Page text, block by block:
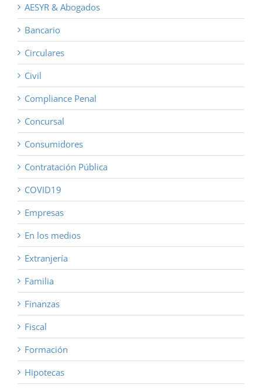
AESYR & Abogados
Bancario
Circulares
Civil
Compliance Penal
Concursal
Consumidores
Contratación Pública
COVID19
Empresas
En los medios
Extranjería
Familia
Finanzas
Fiscal
Formación
Hipotecas